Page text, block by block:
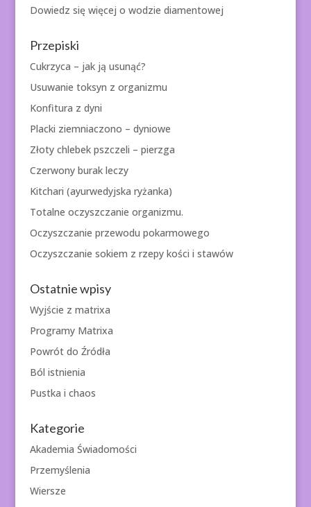
Dowiedz się więcej o wodzie diamentowej
Przepiski
Cukrzyca – jak ją usunąć?
Usuwanie toksyn z organizmu
Konfitura z dyni
Placki ziemniaczono – dyniowe
Złoty chlebek pszczeli – pierzga
Czerwony burak leczy
Kitchari (ayurwedyjska ryżanka)
Totalne oczyszczanie organizmu.
Oczyszczanie przewodu pokarmowego
Oczyszczanie sokiem z rzepy kości i stawów
Ostatnie wpisy
Wyjście z matrixa
Programy Matrixa
Powrót do Źródła
Ból istnienia
Pustka i chaos
Kategorie
Akademia Świadomości
Przemyślenia
Wiersze